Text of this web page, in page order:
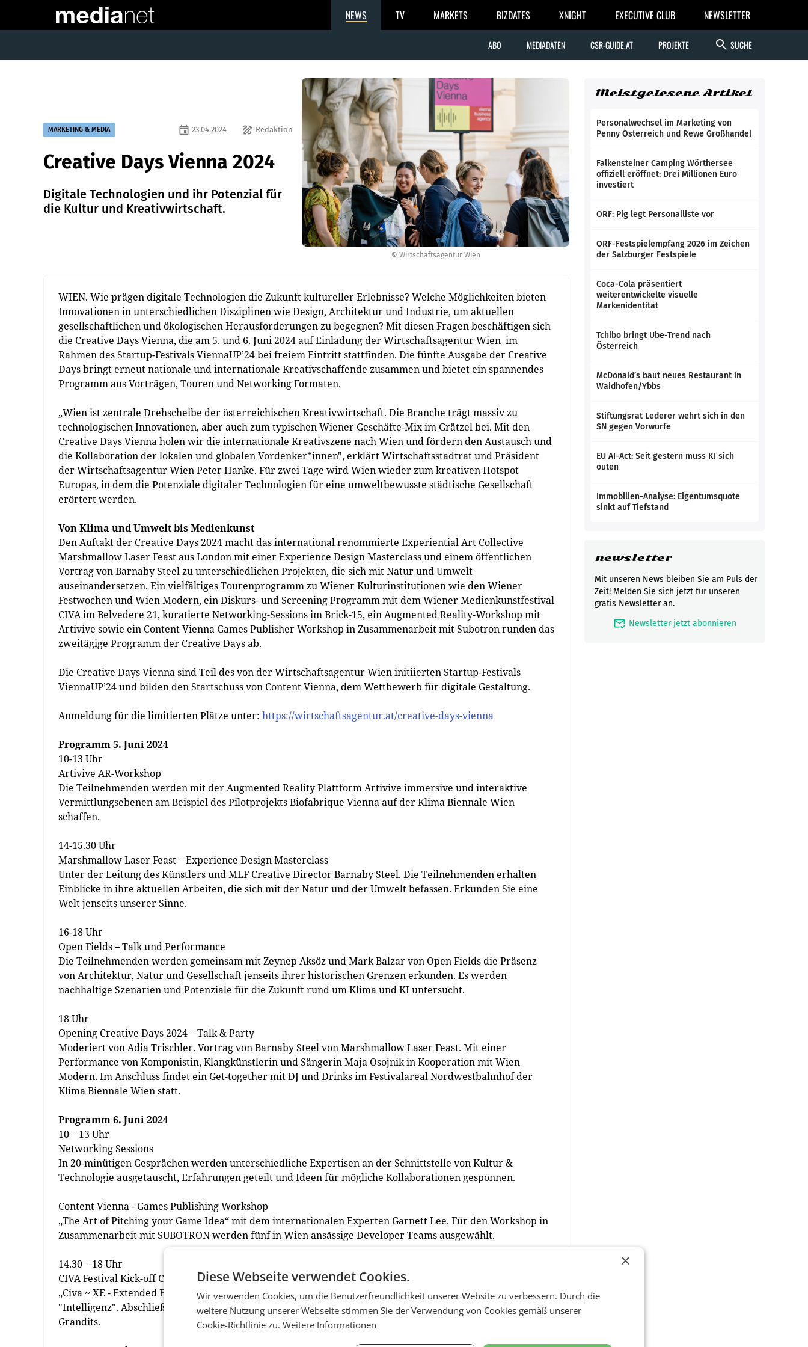
NEWS TV MARKETS BIZDATES XNIGHT EXECUTIVE CLUB NEWSLETTER
ABO MEDIADATEN CSR-GUIDE.AT PROJEKTE search SUCHE
© Wirtschaftsagentur Wien
MARKETING & MEDIA draw Redaktion
event 23.04.2024
Creative Days Vienna 2024
Digitale Technologien und ihr Potenzial für
die Kultur und Kreativwirtschaft.
WIEN. Wie prägen digitale Technologien die Zukunft kultureller Erlebnisse? Welche Möglichkeiten bieten
Innovationen in unterschiedlichen Disziplinen wie Design, Architektur und Industrie, um aktuellen
gesellschaftlichen und ökologischen Herausforderungen zu begegnen? Mit diesen Fragen beschäftigen sich
die Creative Days Vienna, die am 5. und 6. Juni 2024 auf Einladung der Wirtschaftsagentur Wien im
Rahmen des Startup-Festivals ViennaUP’24 bei freiem Eintritt stattfinden. Die fünfte Ausgabe der Creative
Days bringt erneut nationale und internationale Kreativschaffende zusammen und bietet ein spannendes
Programm aus Vorträgen, Touren und Networking Formaten.
„Wien ist zentrale Drehscheibe der österreichischen Kreativwirtschaft. Die Branche trägt massiv zu
technologischen Innovationen, aber auch zum typischen Wiener Geschäfte-Mix im Grätzel bei. Mit den
Creative Days Vienna holen wir die internationale Kreativszene nach Wien und fördern den Austausch und
die Kollaboration der lokalen und globalen Vordenker*innen", erklärt Wirtschaftsstadtrat und Präsident
der Wirtschaftsagentur Wien Peter Hanke. Für zwei Tage wird Wien wieder zum kreativen Hotspot
Europas, in dem die Potenziale digitaler Technologien für eine umweltbewusste städtische Gesellschaft
erörtert werden.
Von Klima und Umwelt bis Medienkunst
Den Auftakt der Creative Days 2024 macht das international renommierte Experiential Art Collective
Marshmallow Laser Feast aus London mit einer Experience Design Masterclass und einem öffentlichen
Vortrag von Barnaby Steel zu unterschiedlichen Projekten, die sich mit Natur und Umwelt
auseinandersetzen. Ein vielfältiges Tourenprogramm zu Wiener Kulturinstitutionen wie den Wiener
Festwochen und Wien Modern, ein Diskurs- und Screening Programm mit dem Wiener Medienkunstfestival
CIVA im Belvedere 21, kuratierte Networking-Sessions im Brick-15, ein Augmented Reality-Workshop mit
Artivive sowie ein Content Vienna Games Publisher Workshop in Zusammenarbeit mit Subotron runden das
zweitägige Programm der Creative Days ab.
Die Creative Days Vienna sind Teil des von der Wirtschaftsagentur Wien initiierten Startup-Festivals
ViennaUP’24 und bilden den Startschuss von Content Vienna, dem Wettbewerb für digitale Gestaltung.
Anmeldung für die limitierten Plätze unter: https://wirtschaftsagentur.at/creative-days-vienna
Programm 5. Juni 2024
10-13 Uhr
Artivive AR-Workshop
Die Teilnehmenden werden mit der Augmented Reality Plattform Artivive immersive und interaktive
Vermittlungsebenen am Beispiel des Pilotprojekts Biofabrique Vienna auf der Klima Biennale Wien
schaffen.
14-15.30 Uhr
Marshmallow Laser Feast – Experience Design Masterclass
Unter der Leitung des Künstlers und MLF Creative Director Barnaby Steel. Die Teilnehmenden erhalten
Einblicke in ihre aktuellen Arbeiten, die sich mit der Natur und der Umwelt befassen. Erkunden Sie eine
Welt jenseits unserer Sinne.
16-18 Uhr
Open Fields – Talk und Performance
Die Teilnehmenden werden gemeinsam mit Zeynep Aksöz und Mark Balzar von Open Fields die Präsenz
von Architektur, Natur und Gesellschaft jenseits ihrer historischen Grenzen erkunden. Es werden
nachhaltige Szenarien und Potenziale für die Zukunft rund um Klima und KI untersucht.
18 Uhr
Opening Creative Days 2024 – Talk & Party
Moderiert von Adia Trischler. Vortrag von Barnaby Steel von Marshmallow Laser Feast. Mit einer
Performance von Komponistin, Klangkünstlerin und Sängerin Maja Osojnik in Kooperation mit Wien
Modern. Im Anschluss findet ein Get-together mit DJ und Drinks im Festivalareal Nordwestbahnhof der
Klima Biennale Wien statt.
Programm 6. Juni 2024
10 – 13 Uhr
Networking Sessions
In 20-minütigen Gesprächen werden unterschiedliche Expertisen an der Schnittstelle von Kultur &
Technologie ausgetauscht, Erfahrungen geteilt und Ideen für mögliche Kollaborationen gesponnen.
Content Vienna - Games Publishing Workshop
„The Art of Pitching your Game Idea“ mit dem internationalen Experten Garnett Lee. Für den Workshop in
Zusammenarbeit mit SUBOTRON werden fünf in Wien ansässige Developer Teams ausgewählt.
14.30 – 18 Uhr
CIVA Festival Kick-off Conference
„Civa ~ XE - Extended Exhibition" Keynote von Klimentina Milenova. Talk von Paul Feigelfeld über
"Intelligenz". Abschließend mit dem diskursiven Screening „sticky nets and fictional pockets“ mit Djamila
Grandits.
Meistgelesene Artikel
Personalwechsel im Marketing von
Penny Österreich und Rewe Großhandel
Falkensteiner Camping Wörthersee
offiziell eröffnet: Drei Millionen Euro
investiert
ORF: Pig legt Personalliste vor
ORF-Festspielempfang 2026 im Zeichen
der Salzburger Festspiele
Coca-Cola präsentiert
weiterentwickelte visuelle
Markenidentität
Tchibo bringt Ube-Trend nach
Österreich
McDonald’s baut neues Restaurant in
Waidhofen/Ybbs
Stiftungsrat Lederer wehrt sich in den
SN gegen Vorwürfe
EU AI-Act: Seit gestern muss KI sich
outen
Immobilien-Analyse: Eigentumsquote
sinkt auf Tiefstand
newsletter
Mit unseren News bleiben Sie am Puls der
Zeit! Melden Sie sich jetzt für unseren
gratis Newsletter an.
mark_email_read Newsletter jetzt abonnieren
×
Diese Webseite verwendet Cookies.
Wir verwenden Cookies, um die Benutzerfreundlichkeit unserer Website zu verbessern. Durch die
weitere Nutzung unserer Webseite stimmen Sie der Verwendung von Cookies gemäß unserer
Cookie-Richtlinie zu. Weitere Informationen